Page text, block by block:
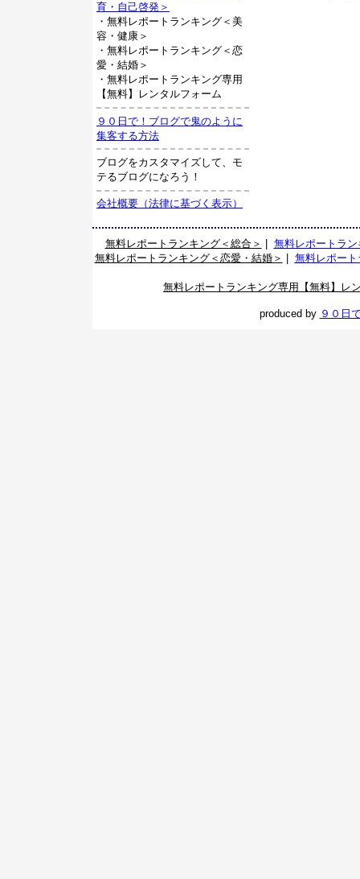
育・自己啓発＞
・無料レポートランキング＜美
容・健康＞
・無料レポートランキング＜恋
愛・結婚＞
・無料レポートランキング専用
【無料】レンタルフォーム
９０日で！ブログで鬼のように
集客する方法
ブログをカスタマイズして、モ
テるブログになろう！
会社概要（法律に基づく表示）
無料レポートランキング＜総合＞
無料レポートラ
無料レポートランキング＜恋愛・結婚＞
無料レポー
無料レポートランキング専用【無料】レ
produced by ９０日